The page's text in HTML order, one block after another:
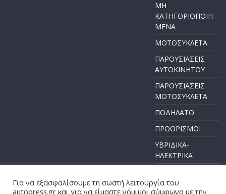
ΜΗ
ΚΑΤΗΓΟΡΙΟΠΟΙΗ
ΜΕΝΑ
ΜΟΤΟΣΥΚΛΕΤΑ
ΠΑΡΟΥΣΙΑΣΕΙΣ
ΑΥΤΟΚΙΝΗΤΟΥ
ΠΑΡΟΥΣΙΑΣΕΙΣ
ΜΟΤΟΣΥΚΛΕΤΑ
ΠΟΔΗΛΑΤΟ
ΠΡΟΟΡΙΣΜΟΙ
ΥΒΡΙΔΙΚΑ-
ΗΛΕΚΤΡΙΚΑ
Για να εξασφαλίσουμε τη σωστή λειτουργία του
autopress.gr και για να είμαστε νόμιμοι σύμφωνα με την